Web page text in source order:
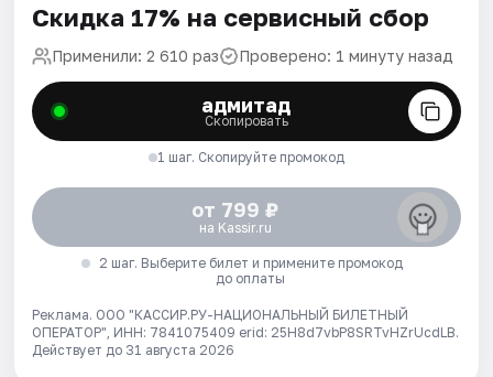
Скидка 17% на сервисный сбор
Применили: 2 610 раз Проверено: 1 минуту назад
адмитад
Скопировать
1 шаг. Скопируйте промокод
от 799 ₽
на Kassir.ru
2 шаг. Выберите билет и примените промокод
до оплаты
Реклама. ООО "КАССИР.РУ-НАЦИОНАЛЬНЫЙ БИЛЕТНЫЙ
ОПЕРАТОР", ИНН: 7841075409 erid: 25H8d7vbP8SRTvHZrUcdLB.
Действует до 31 августа 2026